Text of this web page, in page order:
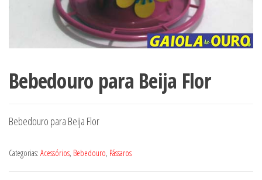
Bebedouro para Beija Flor
Bebedouro para Beija Flor
Categorias: Acessórios, Bebedouro, Pássaros